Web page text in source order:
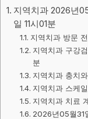
너 지역치과 2026년
일 11시01분
지역치과 방문
지역치과 구강
분
지역치과 충치
지역치과 스케
지역치과 치료
2026년05월31